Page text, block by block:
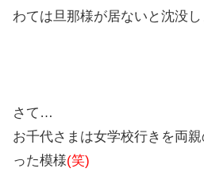
わては旦那様が居ないと沈没し
さて…
お千代さまは女学校行きを両
った模様(笑)